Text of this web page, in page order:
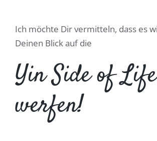
Ich möchte Dir vermitteln, dass es
Deinen Blick auf die
Yin Side of
werfen!